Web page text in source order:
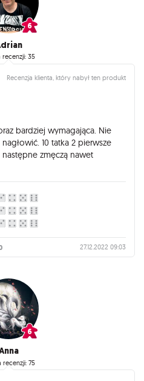
recenzji: 35
Recenzja klienta, który nabył ten produkt
bardziej wymagająca. Nie
10 tatka 2 pierwsze
zmęczą nawet
27.12.2022 09:03
recenzji: 75